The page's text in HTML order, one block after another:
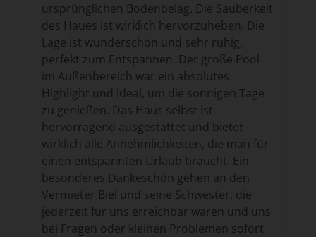
ursprünglichen Bodenbelag. Die Sauberkeit
des Haues ist wirklich hervorzuheben. Die
Lage ist wunderschön und sehr ruhig,
perfekt zum Entspannen. Der große Pool
im Außenbereich war ein absolutes
Highlight und ideal, um die sonnigen Tage
zu genießen. Das Haus selbst ist
hervorragend ausgestattet und bietet
wirklich alle Annehmlichkeiten, die man für
einen entspannten Urlaub braucht. Ein
besonderes Dankeschön gehen an den
Vermieter Biel und seine Schwester, die
jederzeit für uns erreichbar waren und uns
bei Fragen oder kleinen Problemen sofort